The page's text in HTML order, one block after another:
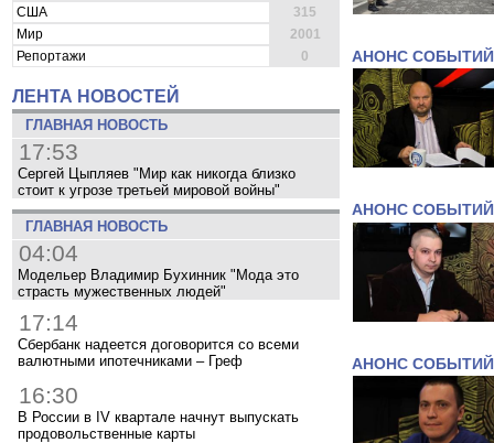
США
315
Мир
2001
Репортажи
0
ЛЕНТА НОВОСТЕЙ
ГЛАВНАЯ НОВОСТЬ
17:53
Сергей Цыпляев "Мир как никогда близко
стоит к угрозе третьей мировой войны"
ГЛАВНАЯ НОВОСТЬ
04:04
Модельер Владимир Бухинник "Мода это
страсть мужественных людей"
17:14
Сбербанк надеется договорится со всеми
валютными ипотечниками – Греф
16:30
В России в IV квартале начнут выпускать
продовольственные карты
АНОНС СОБЫТИЙ
АНОНС СОБЫТИЙ
АНОНС СОБЫТИЙ